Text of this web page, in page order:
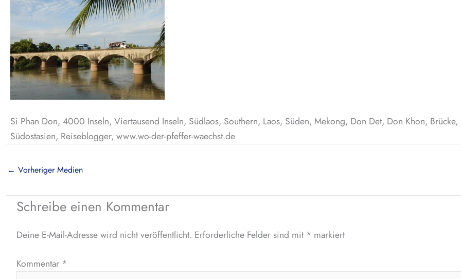
Si Phan Don, 4000 Inseln, Viertausend Inseln, Südlaos, Southern, Laos, Süden, Mekong, Don Det, Don Khon,
Südostasien, Reiseblogger, www.wo-der-pfeffer-waechst.de
← Vorheriger Medien
Schreibe einen Kommentar
Deine E-Mail-Adresse wird nicht veröffentlicht. Erforderliche Felder sind mit * markiert
Kommentar *